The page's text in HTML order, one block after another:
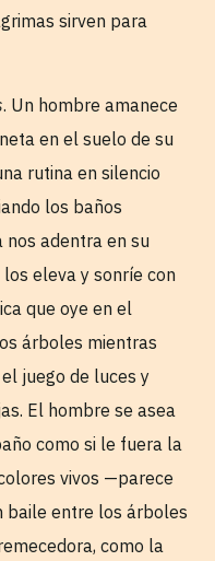
sirven para
. Un hombre amanece
en el suelo de su
rutina en silencio
los baños
nos adentra en su
eleva y sonríe con
que oye en el
árboles mientras
juego de luces y
El hombre se asea
como si le fuera la
vivos —parece
baile entre los árboles
como la